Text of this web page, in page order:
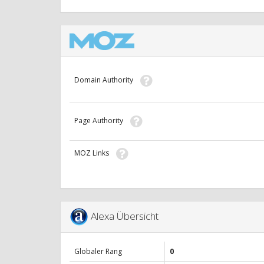
Domain Authority
Page Authority
MOZ Links
Alexa Übersicht
Globaler Rang
0